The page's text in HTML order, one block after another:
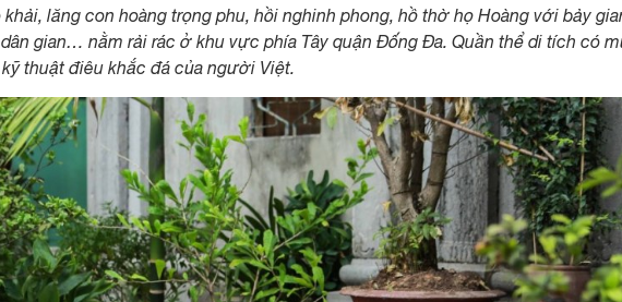
lăng con hoàng trọng phu, hồi nghinh phong, hồ thờ họ Hoàng với bảy
gian… nằm rải rác ở khu vực phía Tây quận Đống Đa. Quần thể di tích có
thuật điêu khắc đá của người Việt.